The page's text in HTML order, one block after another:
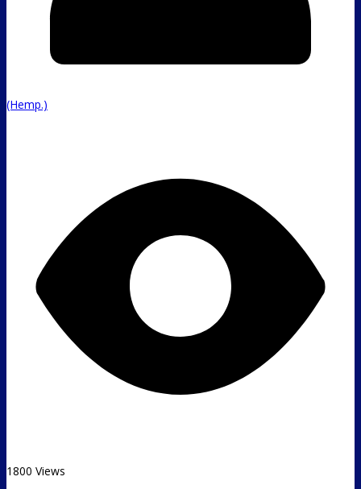
(Hemp.)
1800 Views